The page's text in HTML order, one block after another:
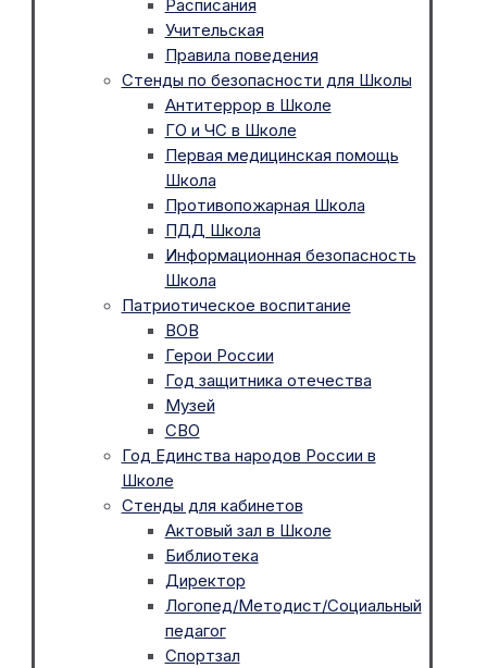
Расписания
Учительская
Правила поведения
Стенды по безопасности для Школы
Антитеррор в Школе
ГО и ЧС в Школе
Первая медицинская помощь
Школа
Противопожарная Школа
ПДД Школа
Информационная безопасность
Школа
Патриотическое воспитание
ВОВ
Герои России
Год защитника отечества
Музей
СВО
Год Единства народов России в
Школе
Стенды для кабинетов
Актовый зал в Школе
Библиотека
Директор
Логопед/Методист/Социальный
педагог
Спортзал